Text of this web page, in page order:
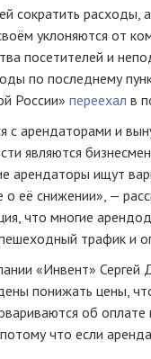
сократить расходы,
уклоняются от
посетителей и
по последнему
России» переехал в
с арендаторами и
являются
арендаторы ищут
её снижении», —
что многие
трафик и
«Инвент» Сергей
понижать цены,
об оплате
что если